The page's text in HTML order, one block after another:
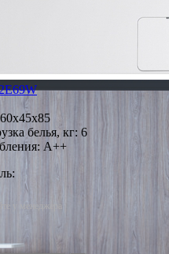
белья, кг: 6
A++
у менеджера